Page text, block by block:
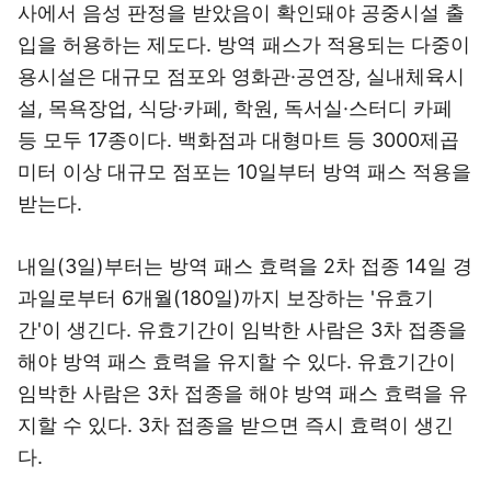
사에서 음성 판정을 받았음이 확인돼야 공중시설 출
입을 허용하는 제도다. 방역 패스가 적용되는 다중이
용시설은 대규모 점포와 영화관·공연장, 실내체육시
설, 목욕장업, 식당·카페, 학원, 독서실·스터디 카페
등 모두 17종이다. 백화점과 대형마트 등 3000제곱
미터 이상 대규모 점포는 10일부터 방역 패스 적용을
받는다.
내일(3일)부터는 방역 패스 효력을 2차 접종 14일 경
과일로부터 6개월(180일)까지 보장하는 '유효기
간'이 생긴다. 유효기간이 임박한 사람은 3차 접종을
해야 방역 패스 효력을 유지할 수 있다. 유효기간이
임박한 사람은 3차 접종을 해야 방역 패스 효력을 유
지할 수 있다. 3차 접종을 받으면 즉시 효력이 생긴
다.